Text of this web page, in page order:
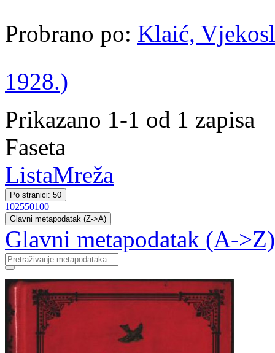
Probrano po: Klaić,
1928.)
Prikazano 1-1 od 1 zapisa
Faseta
ListaMreža
Po stranici: 50
102550100
Glavni metapodatak (Z->A)
Glavni metapodatak (A->Z)